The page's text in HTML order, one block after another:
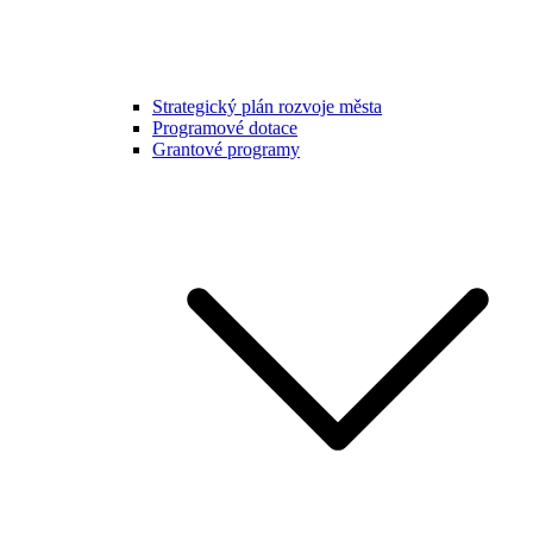
Strategický plán rozvoje města
Programové dotace
Grantové programy